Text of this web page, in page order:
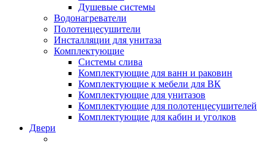
Душевые системы
Водонагреватели
Полотенцесушители
Инсталляции для унитаза
Комплектующие
Системы слива
Комплектующие для ванн и раковин
Комплектующие к мебели для ВК
Комплектующие для унитазов
Комплектующие для полотенцесушителей
Комплектующие для кабин и уголков
Двери